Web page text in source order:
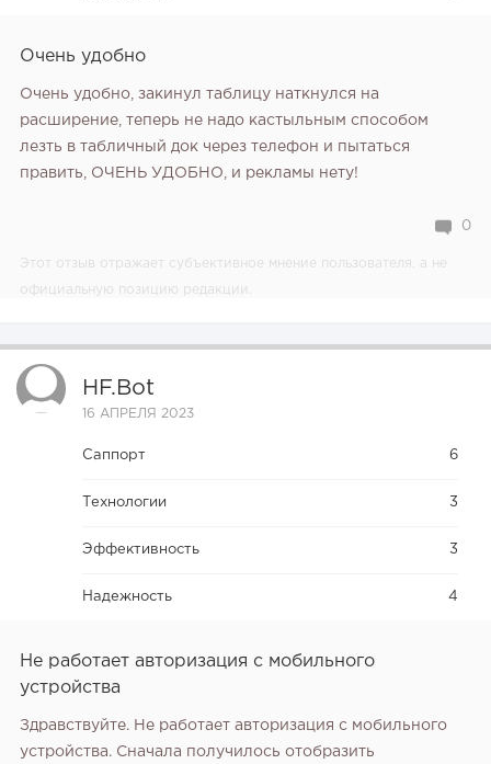
Очень удобно
Очень удобно, закинул таблицу наткнулся на
расширение, теперь не надо кастыльным способом
лезть в табличный док через телефон и пытаться
править, ОЧЕНЬ УДОБНО, и рекламы нету!
0
Этот отзыв отражает субъективное мнение пользователя, а не
официальную позицию редакции.
HF.bot
16 АПРЕЛЯ 2023
Саппорт 6
Технологии 3
Эффективность 3
Надежность 4
Не работает авторизация с мобильного
устройства
Здравствуйте. Не работает авторизация с мобильного
устройства. Сначала получилось отобразить